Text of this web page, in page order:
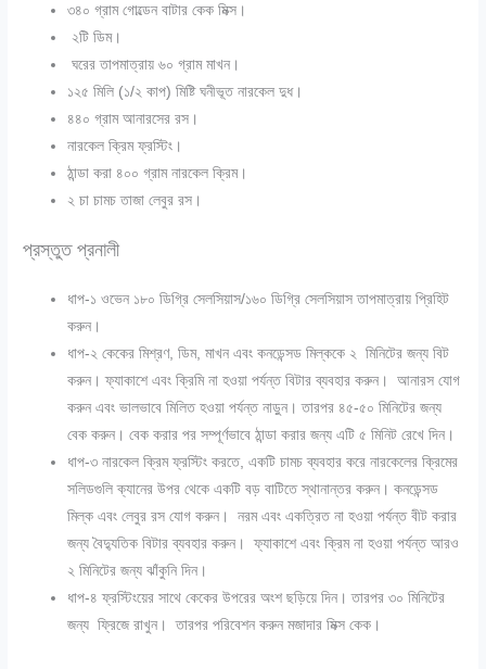
৩৪০ গ্রাম গোল্ডেন বাটার কেক মিক্স।
২টি ডিম।
ঘরের তাপমাত্রায় ৬০ গ্রাম মাখন।
১২৫ মিলি (১/২ কাপ) মিষ্টি ঘনীভূত নারকেল দুধ।
৪৪০ গ্রাম আনারসের রস।
নারকেল ক্রিম ফ্রস্টিং।
ঠান্ডা করা ৪০০ গ্রাম নারকেল ক্রিম।
২ চা চামচ তাজা লেবুর রস।
প্রস্তুত প্রনালী
ধাপ-১ওভেন ১৮০ ডিগ্রি সেলসিয়াস/১৬০ ডিগ্রি সেলসিয়াস তাপমাত্রায় প্রিহিট
করুন।
ধাপ-২কেকের মিশ্রণ, ডিম, মাখন এবং কনডেন্সড মিল্ককে ২ মিনিটের জন্য বিট
করুন। ফ্যাকাশে এবং ক্রিমি না হওয়া পর্যন্ত বিটার ব্যবহার করুন। আনারস যোগ
করুন এবং ভালভাবে মিলিত হওয়া পর্যন্ত নাড়ুন। তারপর ৪৫-৫০ মিনিটের জন্য
বেক করুন। বেক করার পর সম্পূর্ণভাবে ঠান্ডা করার জন্য এটি ৫ মিনিট রেখে দিন।
ধাপ-৩ নারকেল ক্রিম ফ্রস্টিং করতে, একটি চামচ ব্যবহার করে নারকেলের ক্রিমের
সলিডগুলি ক্যানের উপর থেকে একটি বড় বাটিতে স্থানান্তর করুন। কনডেন্সড
মিল্ক এবং লেবুর রস যোগ করুন। নরম এবং একত্রিত না হওয়া পর্যন্ত বীট করার
জন্য বৈদ্যুতিক বিটার ব্যবহার করুন। ফ্যাকাশে এবং ক্রিম না হওয়া পর্যন্ত আরও
২ মিনিটের জন্য ঝাঁকুনি দিন।
ধাপ-৪ ফ্রস্টিংয়ের সাথে কেকের উপরের অংশ ছড়িয়ে দিন। তারপর ৩০ মিনিটের
জন্য ফ্রিজে রাখুন। তারপর পরিবেশন করুন মজাদার মিক্স কেক।